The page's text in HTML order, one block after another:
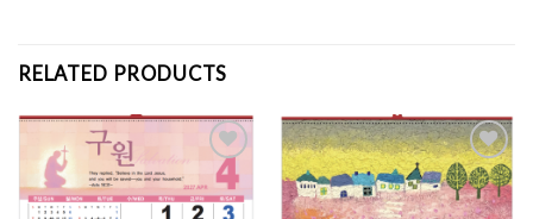
RELATED PRODUCTS
Add to
Wishlist
Add to
Wishlist